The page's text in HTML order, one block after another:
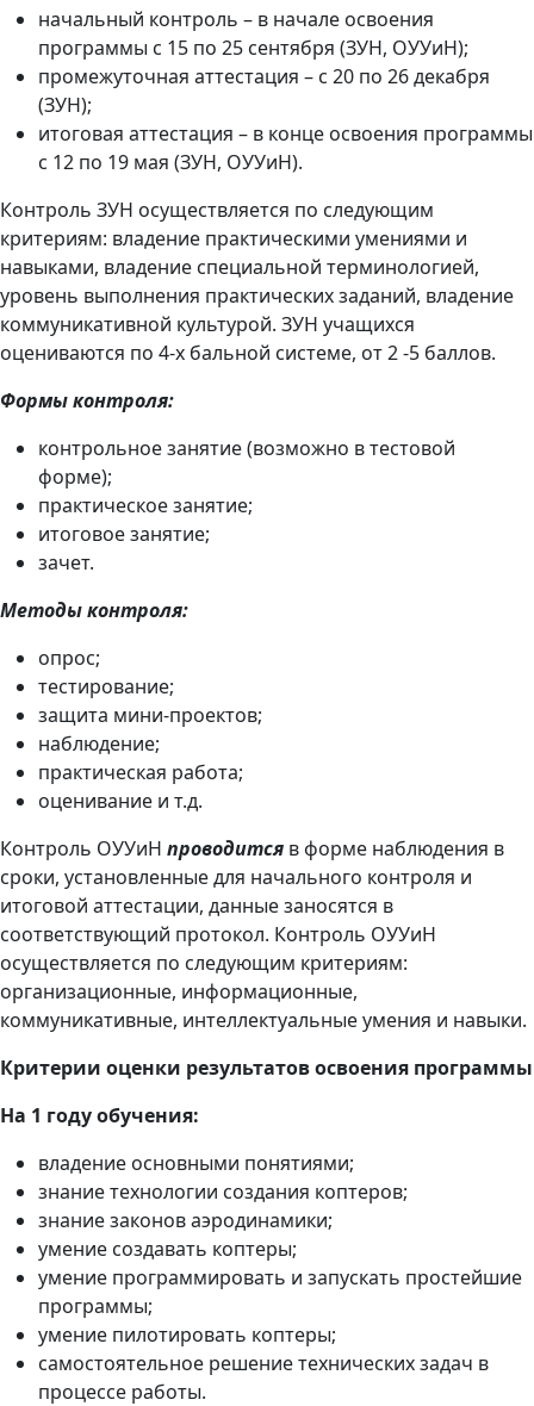
начальный контроль – в начале освоения
программы с 15 по 25 сентября (ЗУН, ОУУиН);
промежуточная аттестация – с 20 по 26 декабря
(ЗУН);
итоговая аттестация – в конце освоения программы
с 12 по 19 мая (ЗУН, ОУУиН).
Контроль ЗУН осуществляется по следующим
критериям: владение практическими умениями и
навыками, владение специальной терминологией,
уровень выполнения практических заданий, владение
коммуникативной культурой. ЗУН учащихся
оцениваются по 4-х бальной системе, от 2 -5 баллов.
Формы контроля:
контрольное занятие (возможно в тестовой
форме);
практическое занятие;
итоговое занятие;
зачет.
Методы контроля:
опрос;
тестирование;
защита мини-проектов;
наблюдение;
практическая работа;
оценивание и т.д.
Контроль ОУУиН проводится в форме наблюдения в
сроки, установленные для начального контроля и
итоговой аттестации, данные заносятся в
соответствующий протокол. Контроль ОУУиН
осуществляется по следующим критериям:
организационные, информационные,
коммуникативные, интеллектуальные умения и навыки.
Критерии оценки результатов освоения программы
На 1 году обучения:
владение основными понятиями;
знание технологии создания коптеров;
знание законов аэродинамики;
умение создавать коптеры;
умение программировать и запускать простейшие
программы;
умение пилотировать коптеры;
самостоятельное решение технических задач в
процессе работы.